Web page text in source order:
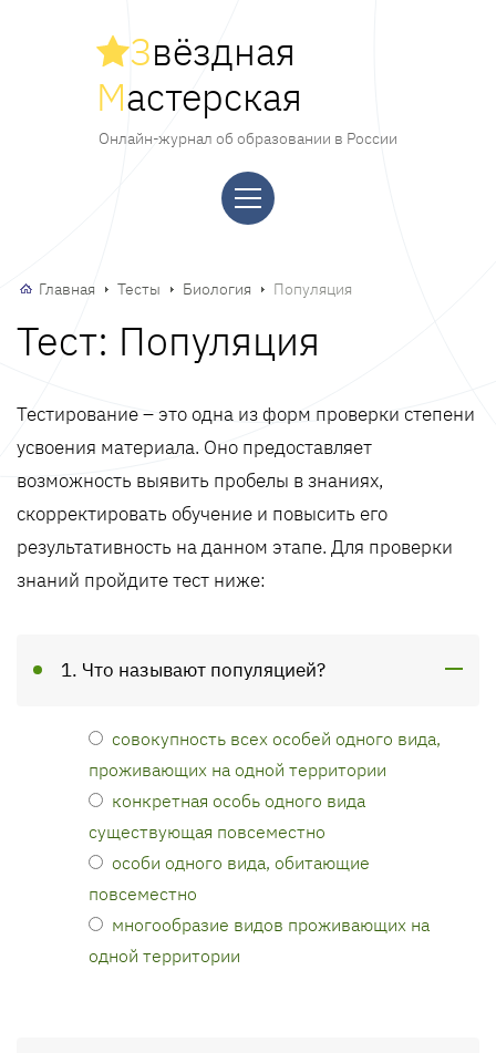
Звёздная
Мастерская
Онлайн-журнал об образовании в России
Главная Тесты Биология Популяция
Тест: Популяция
Тестирование – это одна из форм проверки степени
усвоения материала. Оно предоставляет
возможность выявить пробелы в знаниях,
скорректировать обучение и повысить его
результативность на данном этапе. Для проверки
знаний пройдите тест ниже:
1. Что называют популяцией?
совокупность всех особей одного вида,
проживающих на одной территории
конкретная особь одного вида
существующая повсеместно
особи одного вида, обитающие
повсеместно
многообразие видов проживающих на
одной территории